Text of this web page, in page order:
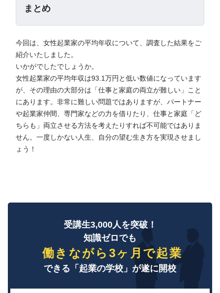
まとめ
今回は、女性起業家の平均年収について、調査した結果をご
紹介いたしました。
いかがでしたでしょうか。
女性起業家の平均年収は93.1万円と低い数値になっています
が、その理由の大部分は「仕事と家庭の両立が難しい」こと
にあります。非常に難しい問題ではありますが、パートナー
や起業家仲間、専門家などの力を借りたり、仕事と家庭「ど
ちらも」両立させる方法を考えたりすれば不可能ではありま
せん。一度しかない人生、自分の望む生き方を実現させまし
ょう！
受講生3,000人を突破！
知識ゼロでも
働きながら3ヶ月で起業
できる「起業の学校」が遂に開校